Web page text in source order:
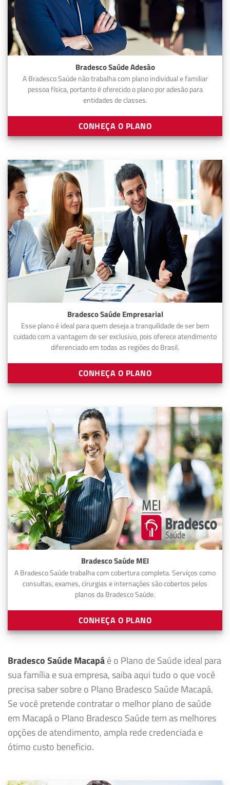
Bradesco Saúde Adesão
A Bradesco Saúde não trabalha com plano individual e familiar
pessoa física, portanto é oferecido o plano por adesão para
entidades de classes.
CONHEÇA O PLANO
Bradesco Saúde Empresarial
Esse plano é ideal para quem deseja a tranquilidade de ser bem
cuidado com a vantagem de ser exclusivo, pois oferece atendimento
diferenciado em todas as regiões do Brasil.
CONHEÇA O PLANO
Bradesco Saúde MEI
A Bradesco Saúde trabalha com cobertura completa. Serviços como
consultas, exames, cirurgias e internações são cobertos pelos
planos da Bradesco Saúde.
CONHEÇA O PLANO
Bradesco Saúde Macapáé o Plano de Saúde ideal para
sua família e sua empresa, saiba aqui tudo o que você
precisa saber sobre o Plano Bradesco Saúde Macapá.
Se você pretende contratar o melhor plano de saúde
em Macapá o Plano Bradesco Saúde tem as melhores
opções de atendimento, ampla rede credenciada e
ótimo custo beneficio.